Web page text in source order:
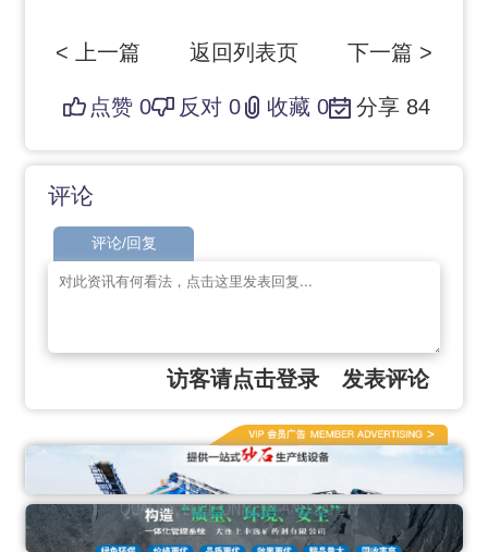
< 上一篇 返回列表页 下一篇 >
点赞0 反对 0 收藏0 分享 84
评论
评论/回复
访客请点击登录 发表评论